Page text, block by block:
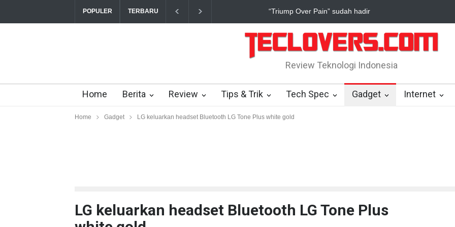
POPULER TERBARU True Digital Plus janji dukung pengembang game Indonesia Yahoo
Review Teknologi Indonesia
Home Berita Review Tips & Trik Tech Spec Gadget Internet
Home Gadget LG keluarkan headset Bluetooth LG Tone Plus white gold
LG keluarkan headset Bluetooth LG Tone Plus